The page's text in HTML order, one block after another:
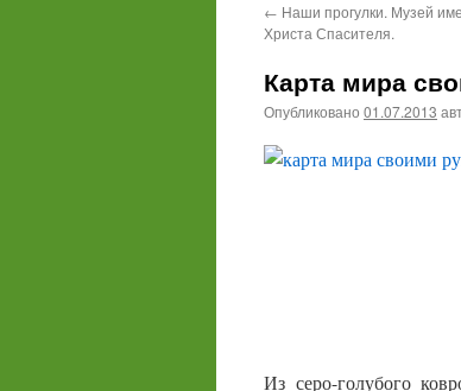
содержимому
← Наши прогулки. Музей
Христа Спасителя.
Карта мира
Опубликовано 01.07.2013
Из серо-голубого